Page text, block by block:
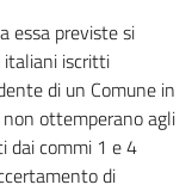
essa previste si
italiani iscritti
di un Comune in
ottemperano agli
dai commi 1 e 4
di